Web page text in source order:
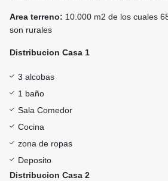
Area terreno: 10.000 m2 de los cuales
son rurales
Distribucion Casa 1
3 alcobas
1 baño
Sala Comedor
Cocina
zona de ropas
Deposito
Distribucion Casa 2